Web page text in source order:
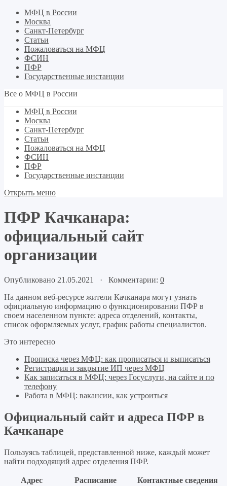
МФЦ в России
Москва
Санкт-Петербург
Статьи
Пожаловаться на МФЦ
ФСИН
ПФР
Государственные инстанции
Все о МФЦ в России
МФЦ в России
Москва
Санкт-Петербург
Статьи
Пожаловаться на МФЦ
ФСИН
ПФР
Государственные инстанции
Открыть меню
ПФР Качканара:
официальный сайт
организации
Опубликовано 21.05.2021 · Комментарии: 0
На данном веб-ресурсе жители Качканара могут узнать
официальную информацию о функционировании ПФР в
своем населенном пункте: адреса отделений, контакты,
список оформляемых услуг, график работы специалистов.
Это интересно
Прописка через МФЦ: как прописаться и выписаться
Регистрация и закрытие ИП через МФЦ
Как записаться в МФЦ: через Госуслуги, на сайте и по
телефону
Работа в МФЦ: вакансии, как устроиться
Официальный сайт и адреса ПФР в
Качканаре
Пользуясь таблицей, представленной ниже, каждый может
найти подходящий адрес отделения ПФР.
Адрес Расписание Контактные сведения